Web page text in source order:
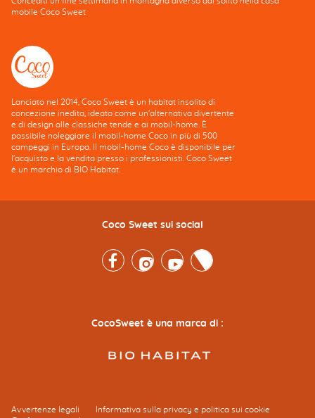
mobile Coco Sweet
Lanciato nel 2014, Coco Sweet è un habitat insolito di
concezione inedita, ideato come un'alternativa divertente
e di design alle classiche tende e ai mobil-home. È
possibile noleggiare il mobil-home Coco in più di 500
campeggi in Europa. Il mobil-home Coco è disponibile per
l'acquisto e la vendita presso i professionisti. Coco Sweet
è un marchio di BIO Habitat.
Coco Sweet sui social
FacebookInstagramYoutubeTwitter
CocoSweet è una marca di :
Avvertenze legali
Informativa sulla privacy e politica sui cookie